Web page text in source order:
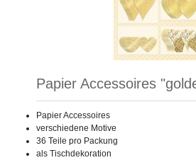
Papier Accessoires
Papier Accessoires
verschiedene Motive
36 Teile pro Packung
als Tischdekoration